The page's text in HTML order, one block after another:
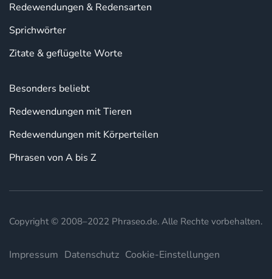
Redewendungen & Redensarten
Sprichwörter
Zitate & geflügelte Worte
Besonders beliebt
Redewendungen mit Tieren
Redewendungen mit Körperteilen
Phrasen von A bis Z
Copyright © 2008–2022 Phraseo.de. Alle Rechte vorbehalten.
Impressum Datenschutz Cookie-Einstellungen